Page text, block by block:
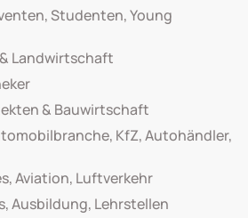
Studenten, Young
Landwirtschaft
& Bauwirtschaft
KfZ, Autohändler,
Aviation, Luftverkehr
Ausbildung, Lehrstellen